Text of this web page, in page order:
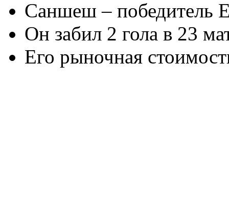
Саншеш – победитель
Он забил 2 гола в 23
Его рыночная